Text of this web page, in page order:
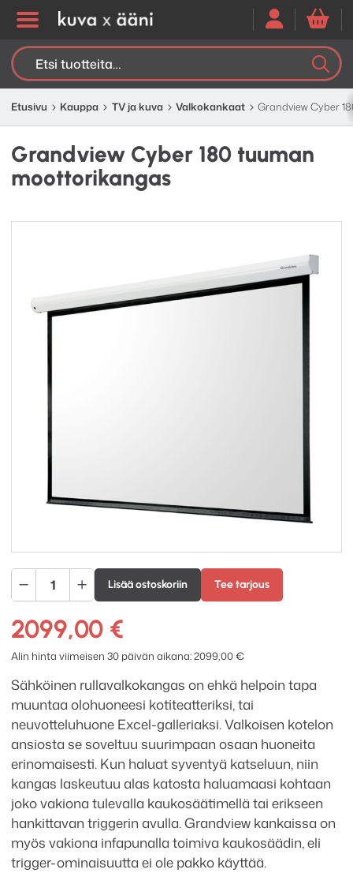
Etsi:
Etusivu Kauppa TV ja kuva Valkokankaat Grandview Cyber
Grandview Cyber 180 tuuman
moottorikangas
Grandview
Cyber
180
tuuman
moottorikangas
määrä
Lisää ostoskoriin Tee tarjous
2099,00 €
Alin hinta viimeisen 30 päivän aikana:2099,00€
Sähköinen rullavalkokangas on ehkä helpoin tapa
muuntaa olohuoneesi kotiteatteriksi, tai
neuvotteluhuone Excel-galleriaksi. Valkoisen kotelon
ansiosta se soveltuu suurimpaan osaan huoneita
erinomaisesti. Kun haluat syventyä katseluun, niin
kangas laskeutuu alas katosta haluamaasi kohtaan
joko vakiona tulevalla kaukosäätimellä tai erikseen
hankittavan triggerin avulla. Grandview kankaissa on
myös vakiona infapunalla toimiva kaukosäädin, eli
trigger-ominaisuutta ei ole pakko käyttää.